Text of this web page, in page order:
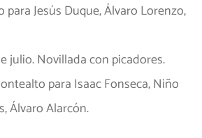
para Jesús Duque, Álvaro Lorenzo,
julio. Novillada con picadores.
para Isaac Fonseca, Niño
Álvaro Alarcón.